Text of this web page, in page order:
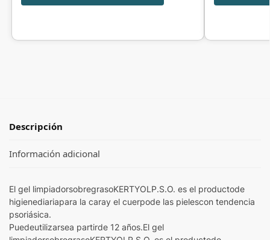
Descripción
Información adicional
El gel limpiadorsobregrasoKERTYOLP.S.O. es el productode
higienediariapara la caray el cuerpode las pielescon tendencia
psoriásica.
Puedeutilizarsea partirde 12 años.El gel